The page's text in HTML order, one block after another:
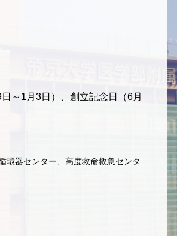
～1月3日）、創立記念日（6月
環器センター、高度救命救急センタ